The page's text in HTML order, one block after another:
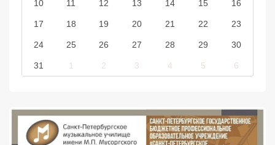
10 11 12 13 14 15 16
17 18 19 20 21 22 23
24 25 26 27 28 29 30
31 1 2 3 4 5 6